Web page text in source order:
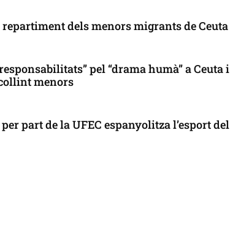
dels menors migrants de Ceuta
pel “drama humà” a Ceuta i
menors
part de la UFEC espanyolitza l’esport del